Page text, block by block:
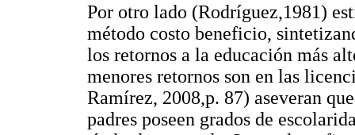
Por otro lado (Rodríguez,1981)
método costo beneficio,
los retornos a la educación más
menores retornos son en las
Ramírez, 2008,p. 87) aseveran
padres poseen grados de